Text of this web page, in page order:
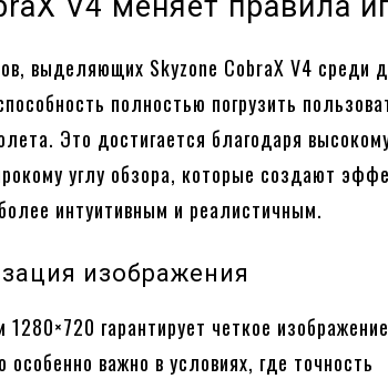
выделяющих Skyzone CobraX V4 среди
полностью погрузить
Это достигается благодаря
углу обзора, которые создают
интуитивным и реалистичным.
изображения
гарантирует четкое
важно в условиях, где точность